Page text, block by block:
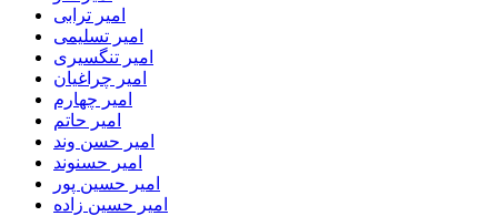
امیر ترابی
امیر تسلیمی
امیر تنگسیری
امیر چراغیان
امیر چهارم
امیر حاتم
امیر حسن وند
امیر حسنوند
امیر حسین پور
امیر حسین زاده